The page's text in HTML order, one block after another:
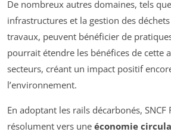
De nombreux autres domaines, tels
infrastructures et la gestion des
travaux, peuvent bénéficier de
pourrait étendre les bénéfices de cette
secteurs, créant un impact positif
l’environnement.
En adoptant les rails décarbonés, SNCF
résolument vers une économie